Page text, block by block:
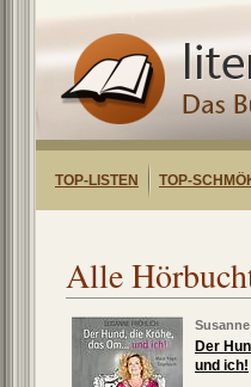
TOP-LISTEN TOP-
Alle
Der
und ich!